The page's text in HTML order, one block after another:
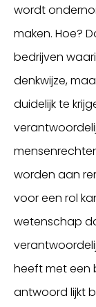
wordt
maken. Hoe?
bedrijven
denkwijze,
duidelijk te
worden aan
voor een rol
wetenschap
heeft met een
antwoord lijkt